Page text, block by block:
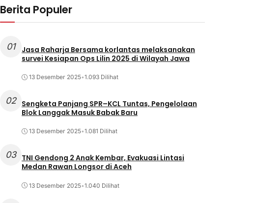
Berita Populer
01
Jasa Raharja Bersama korlantas melaksanakan
survei Kesiapan Ops Lilin 2025 di Wilayah Jawa
13 Desember 2025•1.093 Dilihat
02
Sengketa Panjang SPR–KCL Tuntas, Pengelolaan
Blok Langgak Masuk Babak Baru
13 Desember 2025•1.081 Dilihat
03
TNI Gendong 2 Anak Kembar, Evakuasi Lintasi
Medan Rawan Longsor di Aceh
13 Desember 2025•1.040 Dilihat